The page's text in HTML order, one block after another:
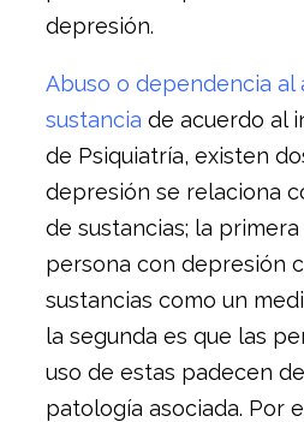
depresión.
Abuso o dependencia al
sustancia de acuerdo al
de Psiquiatría, existen
depresión se relaciona
de sustancias; la
persona con depresión
sustancias como un
la segunda es que las
uso de estas padecen
patología asociada. Por